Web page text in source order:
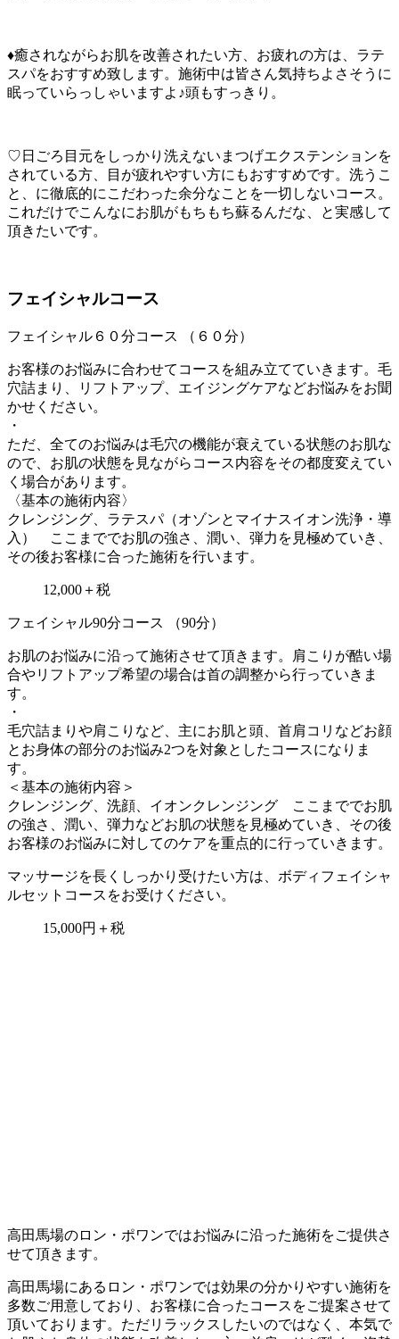
♦癒されながらお肌を改善されたい方、お疲れの方は、ラテ
スパをおすすめ致します。施術中は皆さん気持ちよさそうに
眠っていらっしゃいますよ♪頭もすっきり。
♡日ごろ目元をしっかり洗えないまつげエクステンションを
されている方、目が疲れやすい方にもおすすめです。洗うこ
と、に徹底的にこだわった余分なことを一切しないコース。
これだけでこんなにお肌がもちもち蘇るんだな、と実感して
頂きたいです。
フェイシャルコース
フェイシャル６０分コース （６０分）
お客様のお悩みに合わせてコースを組み立てていきます。毛
穴詰まり、リフトアップ、エイジングケアなどお悩みをお聞
かせください。
・
ただ、全てのお悩みは毛穴の機能が衰えている状態のお肌な
ので、お肌の状態を見ながらコース内容をその都度変えてい
く場合があります。
〈基本の施術内容〉
クレンジング、ラテスパ（オゾンとマイナスイオン洗浄・導
入） ここまででお肌の強さ、潤い、弾力を見極めていき、
その後お客様に合った施術を行います。
12,000＋税
フェイシャル90分コース （90分）
お肌のお悩みに沿って施術させて頂きます。肩こりが酷い場
合やリフトアップ希望の場合は首の調整から行っていきま
す。
・
毛穴詰まりや肩こりなど、主にお肌と頭、首肩コリなどお顔
とお身体の部分のお悩み2つを対象としたコースになりま
す。
＜基本の施術内容＞
クレンジング、洗顔、イオンクレンジング ここまででお肌
の強さ、潤い、弾力などお肌の状態を見極めていき、その後
お客様のお悩みに対してのケアを重点的に行っていきます。
マッサージを長くしっかり受けたい方は、ボディフェイシャ
ルセットコースをお受けください。
15,000円＋税
高田馬場のロン・ポワンではお悩みに沿った施術をご提供さ
せて頂きます。
高田馬場にあるロン・ポワンでは効果の分かりやすい施術を
多数ご用意しており、お客様に合ったコースをご提案させて
頂いております。ただリラックスしたいのではなく、本気で